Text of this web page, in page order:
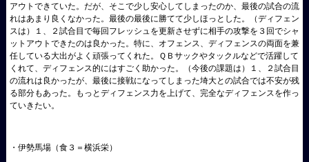
アウトできていた。だが、そこで少し安心してしまったのか、最後の試合の流
れはあまり良くなかった。最後の最後に勝てて少しほっとした。（ディフェン
スは）１、２試合目で毎回フレッシュを更新させずに相手の攻撃を３回でシャ
ットアウトできたのは良かった。特に、オフェンス、ディフェンスの両面を兼
任している大出がよく頑張ってくれた。ＱＢサックやタックルなどで活躍して
くれて、ディフェンス的にはすごく助かった。（今後の課題は）１、２試合目
の流れは良かったが、最後に接戦になってしまった埼大との試合では不安が残
る部分もあった。もっとディフェンス力を上げて、完全なディフェンスを作っ
ていきたい。
・伊勢馬場（食３＝横浜栄）